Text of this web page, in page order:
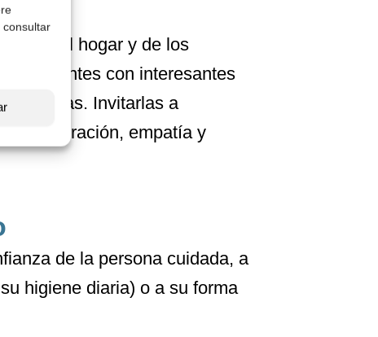
consultar
del hogar y de los
migrantes con interesantes
familias. Invitarlas a
la admiración, empatía y
de la persona cuidada, a
higiene diaria) o a su forma